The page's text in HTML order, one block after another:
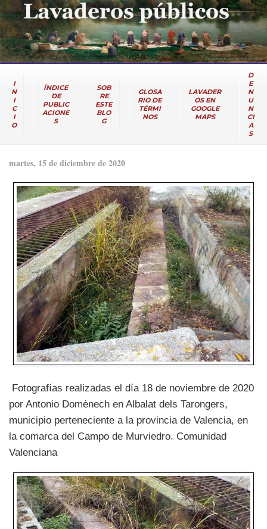
I
N
I
C
I
O
ÍNDICE
DE
PUBLIC
ACIONE
S
SOB
RE
ESTE
BLO
G
GLOSA
RIO DE
TÉRMI
NOS
LAVADER
OS EN
GOOGLE
MAPS
D
E
N
U
N
CI
A
S
martes, 15 de diciembre de 2020
Fotografías realizadas el día 18 de noviembre de 2020
por Antonio Domènech en Albalat dels Tarongers,
municipio perteneciente a la provincia de Valencia, en
la comarca del Campo de Murviedro. Comunidad
Valenciana